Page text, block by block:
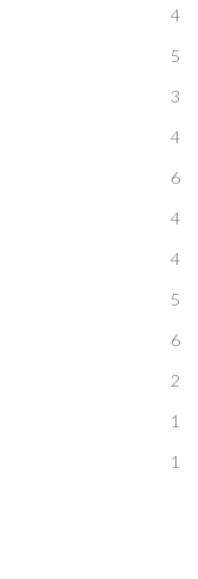
4
5
3
4
6
4
4
5
6
2
1
1